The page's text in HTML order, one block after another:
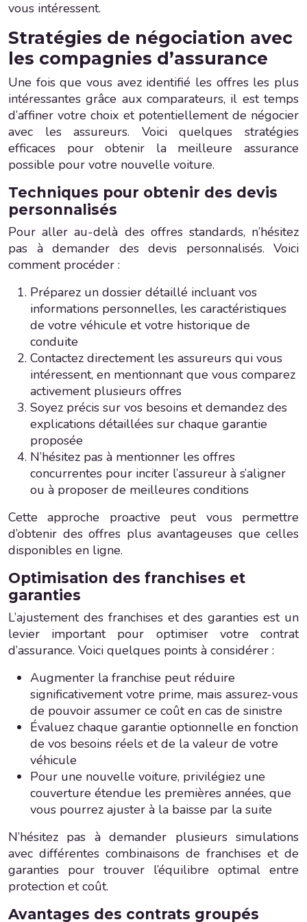
vous intéressent.
Stratégies de négociation avec
les compagnies d’assurance
Une fois que vous avez identifié les offres les plus
intéressantes grâce aux comparateurs, il est temps
d’affiner votre choix et potentiellement de négocier
avec les assureurs. Voici quelques stratégies
efficaces pour obtenir la meilleure assurance
possible pour votre nouvelle voiture.
Techniques pour obtenir des devis
personnalisés
Pour aller au-delà des offres standards, n’hésitez
pas à demander des devis personnalisés. Voici
comment procéder :
Préparez un dossier détaillé incluant vos
informations personnelles, les caractéristiques
de votre véhicule et votre historique de
conduite
Contactez directement les assureurs qui vous
intéressent, en mentionnant que vous comparez
activement plusieurs offres
Soyez précis sur vos besoins et demandez des
explications détaillées sur chaque garantie
proposée
N’hésitez pas à mentionner les offres
concurrentes pour inciter l’assureur à s’aligner
ou à proposer de meilleures conditions
Cette approche proactive peut vous permettre
d’obtenir des offres plus avantageuses que celles
disponibles en ligne.
Optimisation des franchises et
garanties
L’ajustement des franchises et des garanties est un
levier important pour optimiser votre contrat
d’assurance. Voici quelques points à considérer :
Augmenter la franchise peut réduire
significativement votre prime, mais assurez-vous
de pouvoir assumer ce coût en cas de sinistre
Évaluez chaque garantie optionnelle en fonction
de vos besoins réels et de la valeur de votre
véhicule
Pour une nouvelle voiture, privilégiez une
couverture étendue les premières années, que
vous pourrez ajuster à la baisse par la suite
N’hésitez pas à demander plusieurs simulations
avec différentes combinaisons de franchises et de
garanties pour trouver l’équilibre optimal entre
protection et coût.
Avantages des contrats groupés